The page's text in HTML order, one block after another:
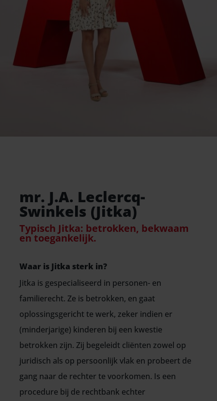
mr. J.A. Leclercq-
Swinkels (Jitka)
Typisch Jitka: betrokken, bekwaam
en toegankelijk.
Waar is Jitka sterk in?
Jitka is gespecialiseerd in personen- en
familierecht. Ze is betrokken, en gaat
oplossingsgericht te werk, zeker indien er
(minderjarige) kinderen bij een kwestie
betrokken zijn. Zij begeleidt cliënten zowel op
juridisch als op persoonlijk vlak en probeert de
gang naar de rechter te voorkomen. Is een
procedure bij de rechtbank echter